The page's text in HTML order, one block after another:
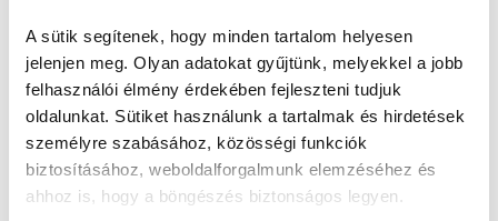
A sütik segítenek, hogy minden tartalom helyesen
jelenjen meg. Olyan adatokat gyűjtünk, melyekkel a jobb
felhasználói élmény érdekében fejleszteni tudjuk
oldalunkat. Sütiket használunk a tartalmak és hirdetések
személyre szabásához, közösségi funkciók
biztosításához, weboldalforgalmunk elemzéséhez és
ahhoz is, hogy a böngészés biztonságos legyen.
Erre figyelj, ha Toyota
Corollát (2019-) vásárolsz!
Autóvásárlás
Megkönnyíti a napunkat:
beszéljünk az ajtóemelő
teleszkópról!